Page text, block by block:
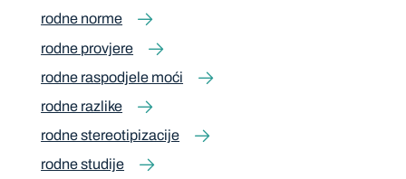
rodne norme
rodne provjere
rodne raspodjele moći
rodne razlike
rodne stereotipizacije
rodne studije